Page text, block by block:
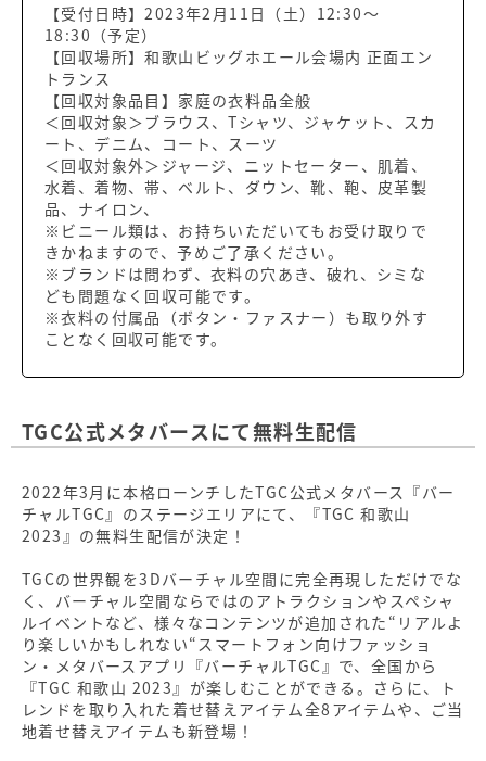
【受付日時】2023年2月11日（土）12:30〜
18:30（予定）
【回収場所】和歌山ビッグホエール会場内 正面エン
トランス
【回収対象品目】家庭の衣料品全般
＜回収対象＞ブラウス、Tシャツ、ジャケット、スカ
ート、デニム、コート、スーツ
＜回収対象外＞ジャージ、ニットセーター、肌着、
水着、着物、帯、ベルト、ダウン、靴、鞄、皮革製
品、ナイロン、
※ビニール類は、お持ちいただいてもお受け取りで
きかねますので、予めご了承ください。
※ブランドは問わず、衣料の穴あき、破れ、シミな
ども問題なく回収可能です。
※衣料の付属品（ボタン・ファスナー）も取り外す
ことなく回収可能です。
TGC公式メタバースにて無料生配信
2022年3月に本格ローンチしたTGC公式メタバース『バー
チャルTGC』のステージエリアにて、『TGC 和歌山
2023』の無料生配信が決定！
TGCの世界観を3Dバーチャル空間に完全再現しただけでな
く、バーチャル空間ならではのアトラクションやスペシャ
ルイベントなど、様々なコンテンツが追加された“リアルよ
り楽しいかもしれない“スマートフォン向けファッショ
ン・メタバースアプリ『バーチャルTGC』で、全国から
『TGC 和歌山 2023』が楽しむことができる。さらに、ト
レンドを取り入れた着せ替えアイテム全8アイテムや、ご当
地着せ替えアイテムも新登場！